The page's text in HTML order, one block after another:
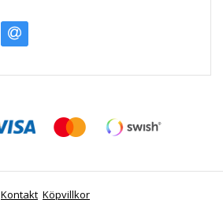
Kontakt Köpvillkor